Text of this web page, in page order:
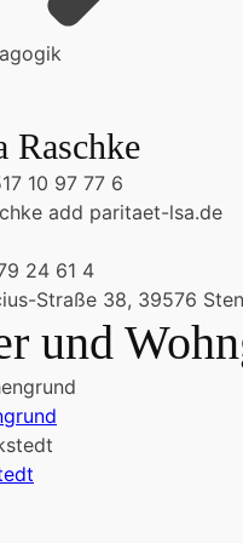
Raschke
10 97 77 6
add paritaet-lsa.de
24 61 4
Straße 38, 39576
und